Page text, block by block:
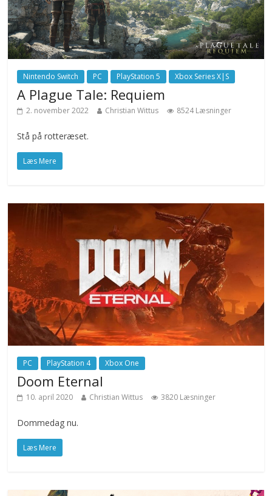
Nintendo Switch PC PlayStation 5 Xbox Series X|S
A Plague Tale: Requiem
2. november 2022 Christian Wittus 8524 Læsninger
Stå på rotteræset.
Læs Mere
PC PlayStation 4 Xbox One
Doom Eternal
10. april 2020 Christian Wittus 3820 Læsninger
Dommedag nu.
Læs Mere